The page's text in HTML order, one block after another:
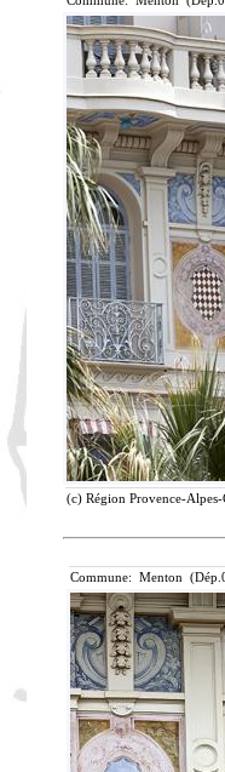
(c) Région Provence-
Commune: Menton